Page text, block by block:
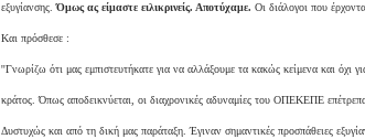
εξυγίανσης.Όμως ας είμαστε ειλικρινείς. Αποτύχαμε. Οι διάλογοι που
Και πρόσθεσε :
''Γνωρίζω ότι μας εμπιστευτήκατε για να αλλάξουμε τα κακώς κείμενα και όχι
κράτος. Όπως αποδεικνύεται, οι διαχρονικές αδυναμίες του ΟΠΕΚΕΠΕ
Δυστυχώς και από τη δική μας παράταξη. Έγιναν σημαντικές προσπάθειες